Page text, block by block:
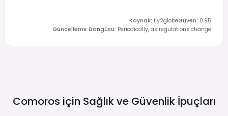
Kaynak: fly2globeGüven: 0.95
Güncelleme Döngüsü: Periodically, as regulations change
Comoros için Sağlık ve Güvenlik İpuçları